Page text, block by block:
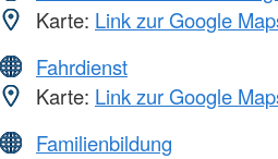
Karte: Link zur Google
Fahrdienst
Karte: Link zur Google
Familienbildung